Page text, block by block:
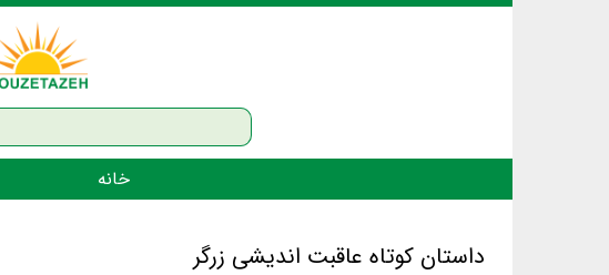
خانه
داستان کوتاه عاقبت اندیشی زرگر